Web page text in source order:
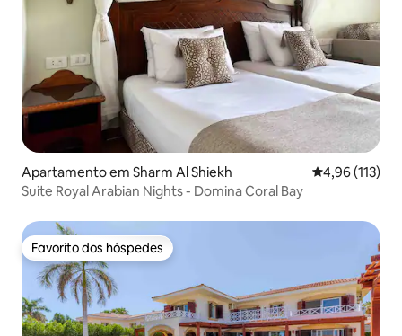
Apartamento em Sharm Al Shiekh Classificação
4,96 (113)
Suite Royal Arabian Nights - Domina Coral Bay
Favorito dos hóspedes
Favorito dos hóspedes